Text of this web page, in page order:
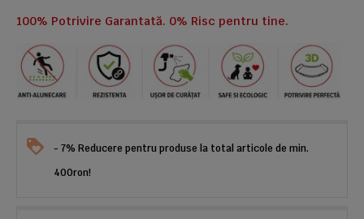
100% Potrivire Garantată. 0% Risc pentru tine.
- 7% Reducere pentru produse la total articole de min.
400ron!